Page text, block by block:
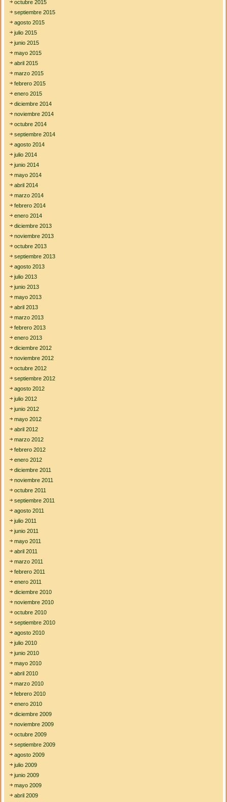
octubre 2015
septiembre 2015
agosto 2015
julio 2015
junio 2015
mayo 2015
abril 2015
marzo 2015
febrero 2015
enero 2015
diciembre 2014
noviembre 2014
octubre 2014
septiembre 2014
agosto 2014
julio 2014
junio 2014
mayo 2014
abril 2014
marzo 2014
febrero 2014
enero 2014
diciembre 2013
noviembre 2013
octubre 2013
septiembre 2013
agosto 2013
julio 2013
junio 2013
mayo 2013
abril 2013
marzo 2013
febrero 2013
enero 2013
diciembre 2012
noviembre 2012
octubre 2012
septiembre 2012
agosto 2012
julio 2012
junio 2012
mayo 2012
abril 2012
marzo 2012
febrero 2012
enero 2012
diciembre 2011
noviembre 2011
octubre 2011
septiembre 2011
agosto 2011
julio 2011
junio 2011
mayo 2011
abril 2011
marzo 2011
febrero 2011
enero 2011
diciembre 2010
noviembre 2010
octubre 2010
septiembre 2010
agosto 2010
julio 2010
junio 2010
mayo 2010
abril 2010
marzo 2010
febrero 2010
enero 2010
diciembre 2009
noviembre 2009
octubre 2009
septiembre 2009
agosto 2009
julio 2009
junio 2009
mayo 2009
abril 2009